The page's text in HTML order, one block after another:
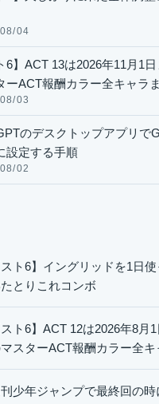
04
6】ACT 13は2026年11月1
ーACT報酬カラー全キャラ
03
のデスクトップアプリで
設定する手順
02
ト6】イングリッドを1日
とりこれコンボ
ト6】ACT 12は2026年8月
スターACT報酬カラー全キ
少年ジャンプで最終回の